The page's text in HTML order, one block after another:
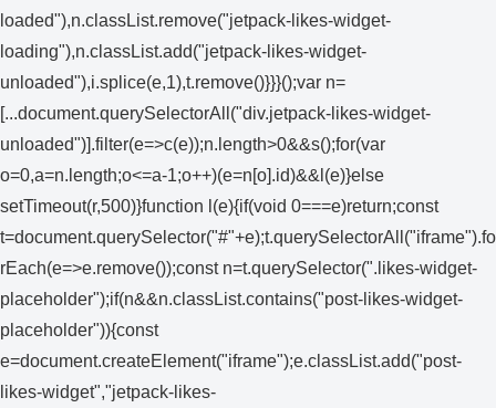
loaded"),n.classList.remove("jetpack-likes-widget-
loading"),n.classList.add("jetpack-likes-widget-
unloaded"),i.splice(e,1),t.remove()}}}();var n=
[...document.querySelectorAll("div.jetpack-likes-widget-
unloaded")].filter(e=>c(e));n.length>0&&s();for(var
o=0,a=n.length;o<=a-1;o++)(e=n[o].id)&&l(e)}else
setTimeout(r,500)}function l(e){if(void 0===e)return;const
t=document.querySelector("#"+e);t.querySelectorAll("iframe").fo
rEach(e=>e.remove());const n=t.querySelector(".likes-widget-
placeholder");if(n&&n.classList.contains("post-likes-widget-
placeholder")){const
e=document.createElement("iframe");e.classList.add("post-
likes-widget","jetpack-likes-